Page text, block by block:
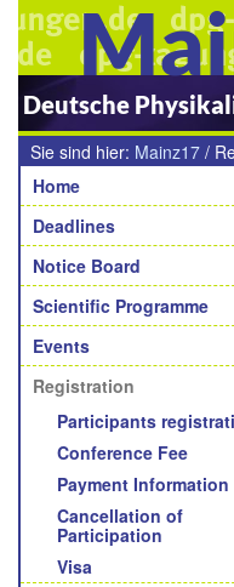
Deutsche
Sie sind hier: Mainz17 /
Navigation
Home
Deadlines
Notice Board
Scientific Programme
Events
Registration
Participants
Conference Fee
Payment Information
Cancellation of
Participation
Visa